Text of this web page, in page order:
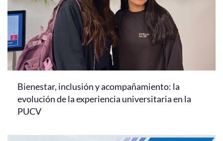
Bienestar, inclusión y acompañamiento: la
evolución de la experiencia universitaria en la
PUCV